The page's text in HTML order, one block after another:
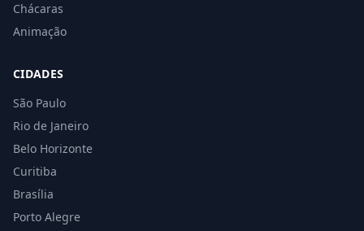
Chácaras
Animação
CIDADES
São Paulo
Rio de Janeiro
Belo Horizonte
Curitiba
Brasília
Porto Alegre